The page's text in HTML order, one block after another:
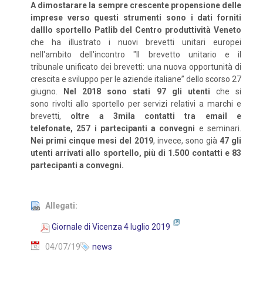
A dimostarare la sempre crescente propensione delle
imprese verso questi strumenti sono i dati forniti
dalllo sportello Patlib del Centro produttività Veneto
che ha illustrato i nuovi brevetti unitari europei
nell'ambito dell'incontro "Il brevetto unitario e il
tribunale unificato dei brevetti: una nuova opportunità di
crescita e sviluppo per le aziende italiane” dello scorso 27
giugno.
Nel 2018 sono stati 97 gli utenti che si
sono rivolti allo sportello per servizi relativi a marchi e
brevetti, oltre a 3mila contatti tra email e
telefonate, 257 i partecipanti a convegni e seminari.
Nei primi cinque mesi del 2019, invece, sono già 47 gli
utenti arrivati allo sportello, più di 1.500 contatti e 83
partecipanti a convegni.
Allegati:
Giornale di Vicenza 4 luglio 2019
04/07/19 news